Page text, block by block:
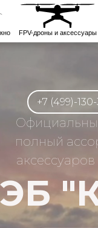
FPV-дроны и аксессуары
полный
+7 (499)-130-